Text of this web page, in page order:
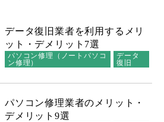
データ復旧業者を利用するメリ
ット・デメリット7選
パソコン修理（ノートパソコ
ン修理）
データ
復旧
パソコン修理業者のメリット・
デメリット9選